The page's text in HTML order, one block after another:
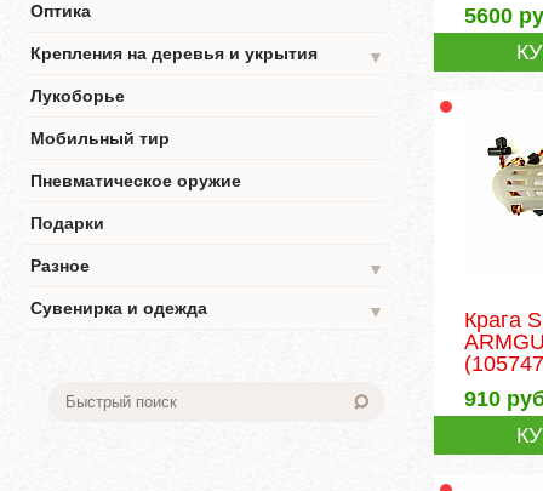
Оптика
Крепления на деревья и укрытия
▼
Лукоборье
Мобильный тир
Пневматическое оружие
Подарки
Разное
▼
Сувенирка и одежда
▼
5600
Крага
910